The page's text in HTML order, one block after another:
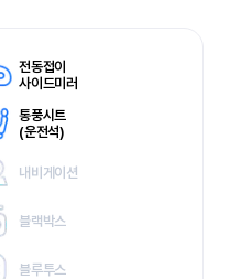
전동접이
사이드미러
통풍시트
(운전석)
내비게이션
블랙박스
블루투스